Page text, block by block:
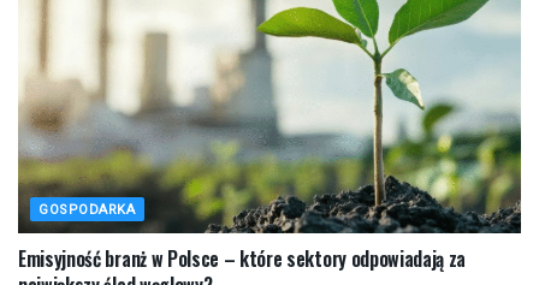
GOSPODARKA
Emisyjność branż w Polsce – które sektory odpowiadają za